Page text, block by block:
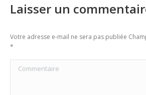
Laisser un
Votre adresse e-mail ne sera pas publiée
*
Commentaire